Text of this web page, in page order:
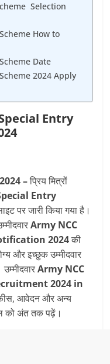
Selection
How to
Date
2024 Apply
Entry
–प्रिय मित्रों
Entry
पर जारी किया गया है।
Army NCC
2024की
और इच्छुक उम्मीदवार
Army NCC
2024 in
फीस, आवेदन और अन्य
को अंत तक पढ़ें।